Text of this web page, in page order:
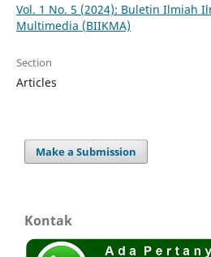
Vol. 1 No. 5 (2024): Buletin Ilmiah
Multimedia (BIIKMA)
Section
Articles
Make a Submission
Kontak